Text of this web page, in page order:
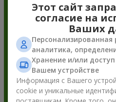
Этот сайт
согласие на
Ваших
Персонализированная
аналитика,
Хранение и/или
Вашем устройстве
Информация с Вашего
cookie и уникальные